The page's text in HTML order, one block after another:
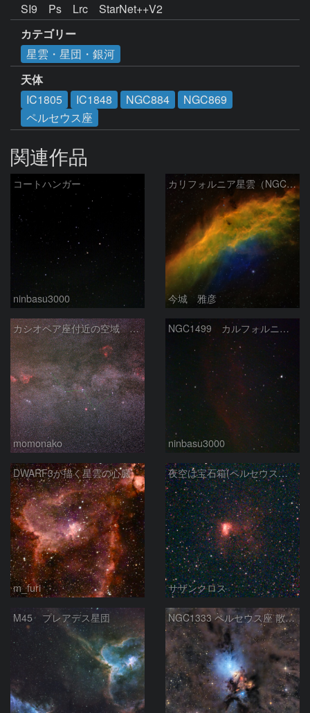
SI9　Ps　Lrc　StarNet++V2
カテゴリー
星雲・星団・銀河
天体
IC1805
IC1848 NGC884
NGC869
ペルセウス座
関連作品
コートハンガー
ninbasu3000
カリフォルニア星雲（NGC 1499）
今城 雅彦
カシオペア座付近の空域 260720
momonako
NGC1499 カルフォルニア星雲
ninbasu3000
DWARF3が描く星雲の心臓
m_furi
夜空は宝石箱(ペルセウス座 NGC1491) Seestar50
サザンクロス
M45 プレアデス星団 NGC1333 ペルセウス座 散光星雲